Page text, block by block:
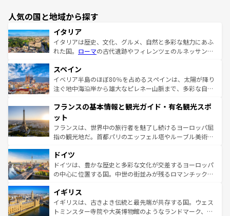
人気の国と地域から探す
イタリア
イタリアは歴史、文化、グルメ、自然と多彩な魅力にあふ
れた国。 ローマの古代遺跡やフィレンツェのルネッサンス
ろん、トスカーナの美しい田園風景やアマルフィ海岸の絶
景など、自然景観も見逃せない。観光の合間には、本場の
ピザやパスタなど、絶品のイタリア料理を堪能することも
ませてくれるイタリアで、忘れられない旅をしてみよう！
なお、新着のイタリア情報は
しい。
スペイン
イベリア半島のほぼ80％を占めるスペインは、太陽が降り
注ぐ地中海沿岸から雄大なピレネー山脈まで、多彩な自然
文化が根付くこの国では、情熱的なフラメンコ、熱気あふ
れる闘牛、そして美味しいタパスが生活の一部となってい
る。首都マドリードの洗練された雰囲気や、バルセロナの
アートに溢れた街角から、地方では古代ローマ遺跡や中世
せる。地方によって風土や気候が異なるスペインはその個
性で訪れる人を魅了する。 なお、新着のスペイン情報は コ
ンテンツ一覧を参照してほしい。
フランスの基本情報と観光ガイド・有名観光スポ
ット
フランスは、世界中の旅行者を魅了し続けるヨーロッパ屈
指の観光地だ。首都パリのエッフェル塔やルーブル美術館
で、幅広い魅力が詰まっている。華麗な宮殿、歴史的な大
聖堂、美しいビーチ、そして豊かな自然が、訪れる者を心
から魅了する。また、フランスは美食の国としても知ら
いる。シャンパンの発祥地であるランス、プロヴァンスの
香り高いラベンダー畑など、多彩な楽しみ方が可能だ。さ
らに、パリ以外の地域にも魅力が溢れており、どの街角に
ドイツ
ドイツは、豊かな歴史と多彩な文化が交差するヨーロッパ
の中心に位置する国。中世の街並みが残るロマンチック街
顔を持つこの国は、どこを歩いても飽きることがない。ベ
ルリンの文化的活気、バイエルン州のアルプスの絶景、そ
してライン川沿いのワイン畑といった風景は必見。ビール
イギリス
イギリスは、古きよき伝統と最先端が共存する国。ウェス
トミンスター寺院や大英博物館のようなランドマーク、歴